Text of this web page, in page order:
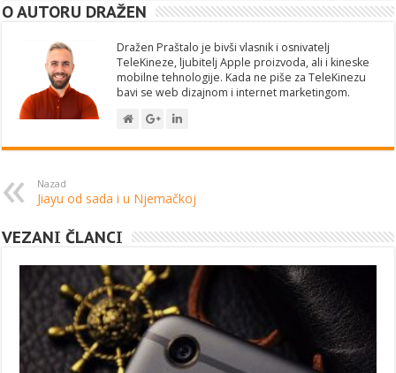
O AUTORU DRAŽEN
Dražen Praštalo je bivši vlasnik i osnivatelj
TeleKineze, ljubitelj Apple proizvoda, ali i kineske
mobilne tehnologije. Kada ne piše za TeleKinezu
bavi se web dizajnom i internet marketingom.
Nazad
Jiayu od sada i u Njemačkoj
VEZANI ČLANCI